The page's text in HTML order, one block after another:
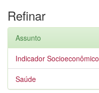
Refinar
Assunto
Indicador Socioeconômico
Saúde